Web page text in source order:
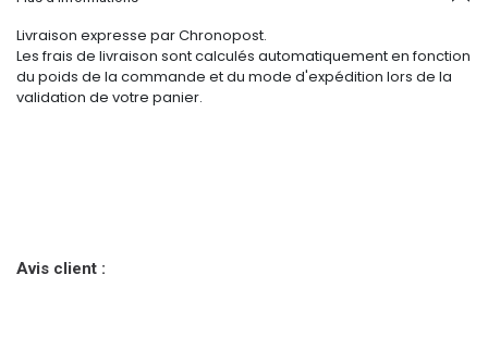
Livraison expresse par Chronopost.
Les frais de livraison sont calculés automatiquement en fonction
du poids de la commande et du mode d'expédition lors de la
validation de votre panier.
Avis client :